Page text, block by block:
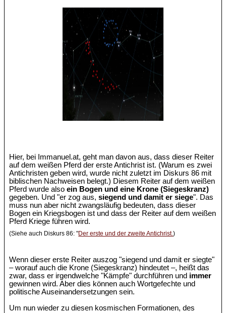
Hier, bei Immanuel.at, geht man davon aus, dass dieser Reiter
auf dem weißen Pferd der erste Antichrist ist. (Warum es zwei
Antichristen geben wird, wurde nicht zuletzt im Diskurs 86 mit
biblischen Nachweisen belegt.) Diesem Reiter auf dem weißen
Pferd wurde alsoein Bogen und eine Krone (Siegeskranz)
gegeben. Und "er zog aus,siegend und damit er siege". Das
muss nun aber nicht zwangsläufig bedeuten, dass dieser
Bogen ein Kriegsbogen ist und dass der Reiter auf dem weißen
Pferd Kriege führen wird.
(Siehe auch Diskurs 86: "Der erste und der zweite Antichrist.)
Wenn dieser erste Reiter auszog "siegend und damit er siegte"
– worauf auch die Krone (Siegeskranz) hindeutet –, heißt das
zwar, dass er irgendwelche "Kämpfe" durchführen und immer
gewinnen wird. Aber dies können auch Wortgefechte und
politische Auseinandersetzungen sein.
Um nun wieder zu diesen kosmischen Formationen, des